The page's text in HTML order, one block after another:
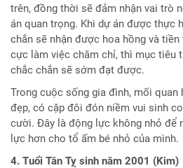
trên, đồng thời sẽ đảm nhận vai trò
án quan trọng. Khi dự án được thực
chắn sẽ nhận được hoa hồng và
cực làm việc chăm chỉ, thì mục tiêu
chắc chắn sẽ sớm đạt được.
Trong cuộc sống gia đình, mối
đẹp, có cặp đôi đón niềm vui sinh
cười. Đây là động lực không nhỏ để
lực hơn cho tổ ấm bé nhỏ của mình.
4. Tuổi Tân Tỵ sinh năm 2001 (Kim)